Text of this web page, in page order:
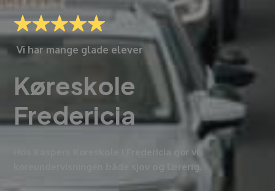
Vi har mange glade elever
Køreskole
Fredericia
Hos Kaspers Køreskole i Fredericia gør vi
køreundervisningen både sjov og lærerig.